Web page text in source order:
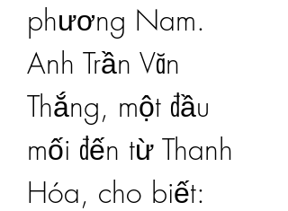
phương Nam.
Anh Trần Văn
Thắng, một đầu
mối đến từ Thanh
Hóa, cho biết: